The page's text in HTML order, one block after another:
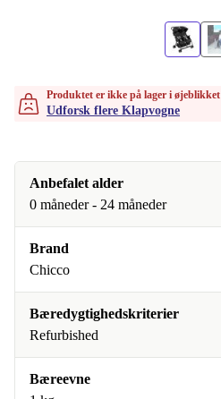
Produktet er ikke på lager i øjeblikket
Udforsk flere Klapvogne
Anbefalet alder
0 måneder - 24 måneder
Brand
Chicco
Bæredygtighedskriterier
Refurbished
Bæreevne